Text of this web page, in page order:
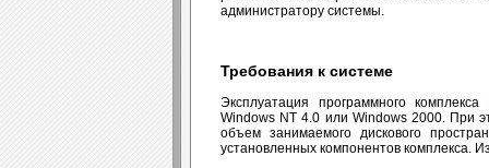
администратору системы.
Требования к системе
Эксплуатация программного
Windows NT 4.0 или Windows 2000. При
объем занимаемого дискового
установленных компонентов комплекса.